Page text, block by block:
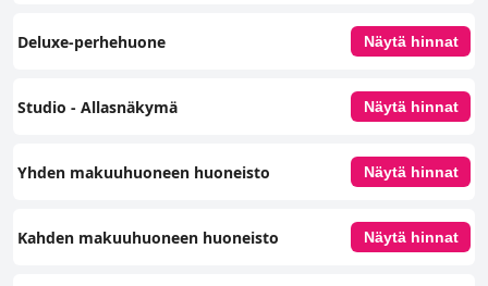
Deluxe-perhehuone Näytä hinnat
Studio - Allasnäkymä Näytä hinnat
Yhden makuuhuoneen huoneisto Näytä hinnat
Kahden makuuhuoneen huoneisto Näytä hinnat